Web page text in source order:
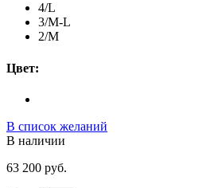
4/L
3/M-L
2/M
Цвет:
В список желаний
В наличии
63 200 руб.